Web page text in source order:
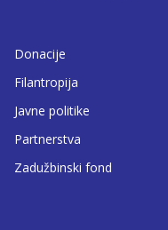
Donacije
Filantropija
Javne politike
Partnerstva
Zadužbinski fond